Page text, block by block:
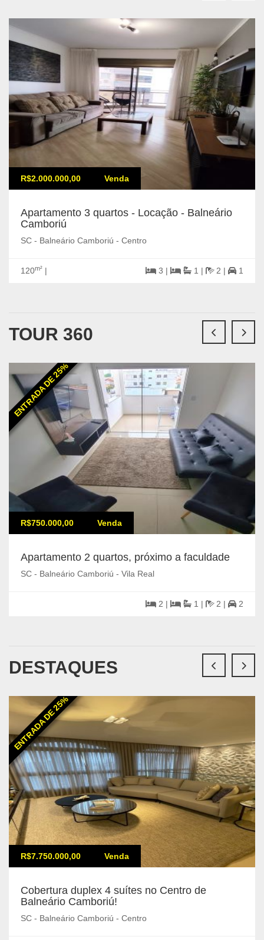
R$2.000.000,00 Venda
Apartamento 3 quartos - Locação - Balneário
Camboriú
SC - Balneário Camboriú - Centro
120m² | 3 | 1 | 2 | 1
TOUR 360
ENTRADA DE 25%
R$750.000,00 Venda
Apartamento 2 quartos, próximo a faculdade
SC - Balneário Camboriú - Vila Real
2 | 1 | 2 | 2
DESTAQUES
ENTRADA DE 25%
R$7.750.000,00 Venda
Cobertura duplex 4 suítes no Centro de
Balneário Camboriú!
SC - Balneário Camboriú - Centro